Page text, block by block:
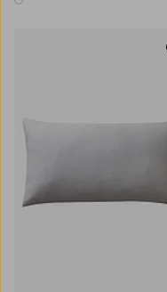
1 väri